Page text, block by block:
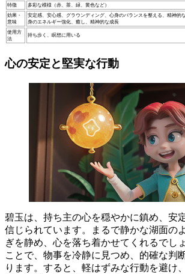
特徴
多彩な模様（赤、茶、緑、黄色など）
効果・
意味
安定感、安心感、グラウンディング、心身のバランスを整える、精神的
身のエネルギー強化、癒し、精神的な成長
使用方
法
持ち歩く、瞑想に用いる
心の安定と堅実な行動
碧玉は、持ち主の心を穏やかに鎮め、安
信じられています。
まるで静かな湖面の
ぎを静め、心を落ち着かせてくれるでし
ことで、物事を冷静に見つめ、的確な判
ります。すると、 軽はずみな行動を避け